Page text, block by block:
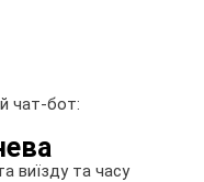
чат-бот:
виїзду та часу